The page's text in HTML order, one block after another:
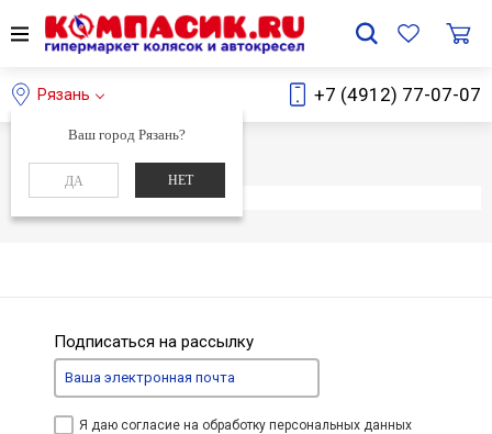
Рязань
Ваш город Рязань?
ДА НЕТ
+7 (4912) 77-07-07
Главная Каталог
Элемент не найден
Подписаться на рассылку
Я даю согласие на обработку персональных данных